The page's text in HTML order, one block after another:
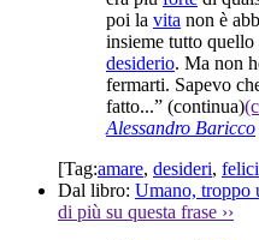
poi la vita non è
insieme tutto
desiderio. Ma non
fermarti. Sapevo
fatto...” (continua)
Alessandro Baricco
[Tag:amare, desideri,
Dal libro: Umano, troppo
di più su questa frase ››